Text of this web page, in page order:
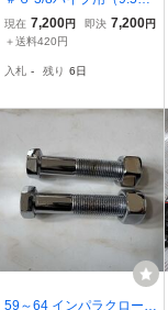
ｍ） フレアパイプ用 ハ
イドロパイピング クロ
個セット インパラ ロー
現在 7,200円 即決 7,200円
＋送料420円
入札 - 残り 6日
59～64 インパラクローム